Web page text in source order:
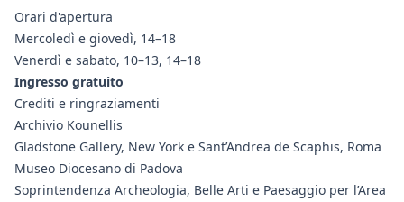
Orari d'apertura
Mercoledì e giovedì, 14–18
Venerdì e sabato, 10–13, 14–18
Ingresso gratuito
Crediti e ringraziamenti
Archivio Kounellis
Gladstone Gallery, New York e Sant’Andrea de Scaphis, Roma
Museo Diocesano di Padova
Soprintendenza Archeologia, Belle Arti e Paesaggio per l’Area